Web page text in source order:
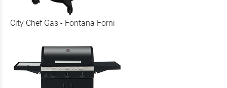
City Chef Gas - Fontana Forni